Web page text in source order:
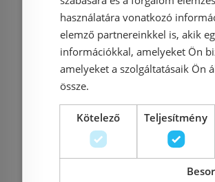
03)
Azonosító: 129947
Cikkszám: 4C99400-03
138 500 Ft131 575 Ft
Kosárba
használatára vonatkozó
elemző partnereinkkel is, akik
információkkal, amelyeket Ön
amelyeket a szolgáltatásaik Ön
össze.
Kötelező Teljesítmény